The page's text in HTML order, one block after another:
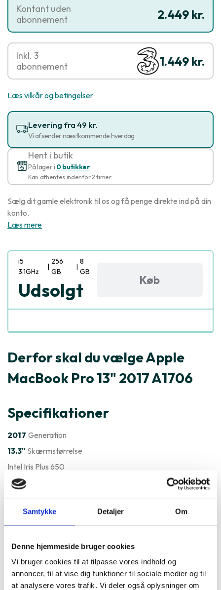
Samtykke Detaljer Om
Denne hjemmeside bruger cookies
Vi bruger cookies til at tilpasse vores indhold og
annoncer, til at vise dig funktioner til sociale medier og til
at analysere vores trafik. Vi deler også oplysninger om
2.449 kr.
Kontant uden
abonnement
1.449 kr.
Inkl. 3
abonnement
Læs vilkår og betingelser
Levering fra 49 kr.
Vi afsender næstkommende hverdag
Hent i butik
På lager i 0 butikker
Kan afhentes indenfor 2 timer
Sælg dit gamle elektronik til os og få penge direkte ind på din
konto.
Læs mere
i5
3.1GHz
|
256
GB
|
8
GB
Udsolgt Køb
Derfor skal du vælge Apple
MacBook Pro 13" 2017 A1706
Specifikationer
2017 Generation
13.3" Skærmstørrelse
Intel Iris Plus 650
MacOS
Varenummer 139343
Apple MacBook Pro 13" 2017
A1706 er ofte købt sammen
med